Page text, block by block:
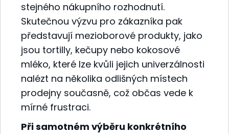
stejného nákupního rozhodnutí.
Skutečnou výzvu pro zákazníka pak
představují mezioborové produkty, jako
jsou tortilly, kečupy nebo kokosové
mléko, které lze kvůli jejich univerzálnosti
nalézt na několika odlišných místech
prodejny současně, což občas vede k
mírné frustraci.
Při samotném výběru konkrétního